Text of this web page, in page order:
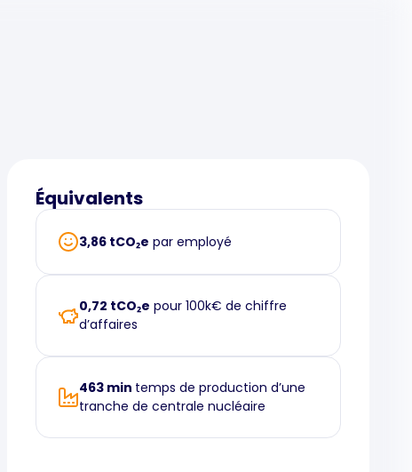
Équivalents
3,86 tCO₂e par employé
0,72 tCO₂e pour 100k€ de chiffre
d’affaires
463 min temps de production d’une
tranche de centrale nucléaire